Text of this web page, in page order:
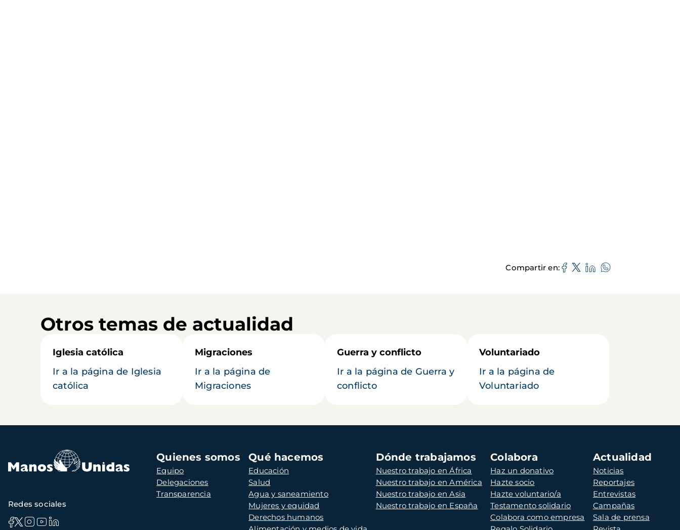
Compartir en
Otros temas de actualidad
Iglesia católica
Ir a la página de Iglesia
católica
Migraciones
Ir a la página de
Migraciones
Guerra y conflicto
Ir a la página de Guerra y
conflicto
Voluntariado
Ir a la página de
Voluntariado
Navegación
principal
Quienes somos
Equipo
Delegaciones
Transparencia
Qué hacemos
Educación
Salud
Agua y saneamiento
Mujeres y equidad
Derechos humanos
Dónde trabajamos
Nuestro trabajo en África
Nuestro trabajo en América
Nuestro trabajo en Asia
Nuestro trabajo en España
Colabora
Haz un donativo
Hazte socio
Hazte voluntario/a
Testamento solidario
Colabora como empresa
Actualidad
Noticias
Reportajes
Entrevistas
Campañas
Sala de prensa
Redes sociales